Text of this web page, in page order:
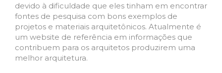
devido à dificuldade que eles tinham em encontrar
fontes de pesquisa com bons exemplos de
projetos e materiais arquitetônicos. Atualmente é
um website de referência em informações que
contribuem para os arquitetos produzirem uma
melhor arquitetura.